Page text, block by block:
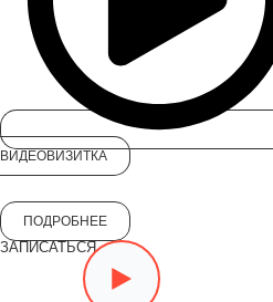
ВИДЕОВИЗИТКА
ПОДРОБНЕЕ
ЗАПИСАТЬСЯ